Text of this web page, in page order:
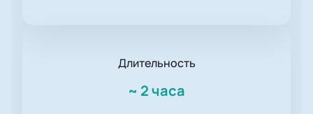
Длительность
~ 2 часа